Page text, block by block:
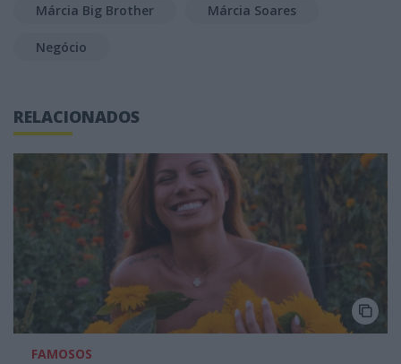
Márcia Big Brother Márcia Soares
Negócio
RELACIONADOS
FAMOSOS